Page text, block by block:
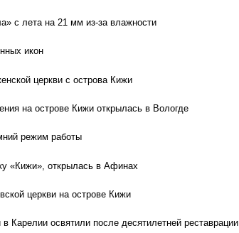
с лета на 21 мм из-за влажности
икон
церкви с острова Кижи
на острове Кижи открылась в Вологде
режим работы
«Кижи», открылась в Афинах
церкви на острове Кижи
Карелии освятили после десятилетней реставрации